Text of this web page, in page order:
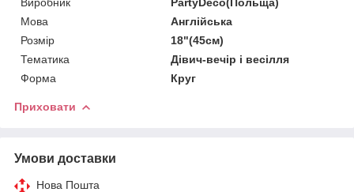
Мова
Англійська
Розмір
18"(45см)
Тематика
Дівич-вечір і весілля
Форма
Круг
Приховати
Умови доставки
Нова Пошта